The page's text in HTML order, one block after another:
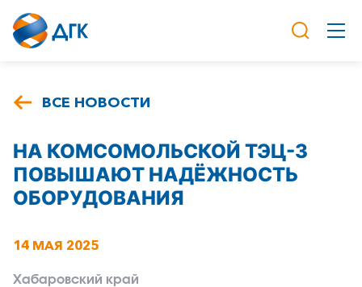
ВСЕ НОВОСТИ
НА КОМСОМОЛЬСКОЙ ТЭЦ-3
ПОВЫШАЮТ НАДЁЖНОСТЬ
ОБОРУДОВАНИЯ
14 МАЯ 2025
Хабаровский край